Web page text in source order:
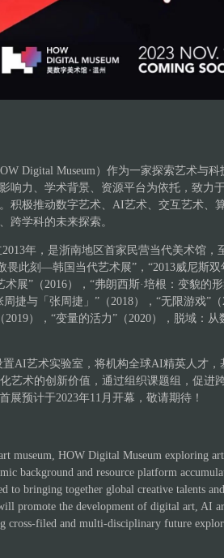
Digital Museum）作为一家探索艺术与
响力、学术背景、资源平台为依托，致力
积极推动数字艺术、AI艺术、交互艺术、
跨学科的未来探索。
年，是浙南地区首家民营当代美术馆，
畏此刻—韩国当代艺术展”，“2013威尼斯双
术展”（2016），“弗朗西斯·培根：变貌的
周捷与「张周捷」”（2018），“无限游戏”
2019），“变量的活力”（2020），脱域：
置AI艺术实验室，将机构全球AI精英人才
艺术的创新价值，通过组织课题组，促进
展预计于2023年11月开幕，敬请期待！
museum, HOW Digital Museum exploring
background and resource platform
to bringing together global creative talents
promote the development of digital art, AI
cross-filed and multi-disciplinary future